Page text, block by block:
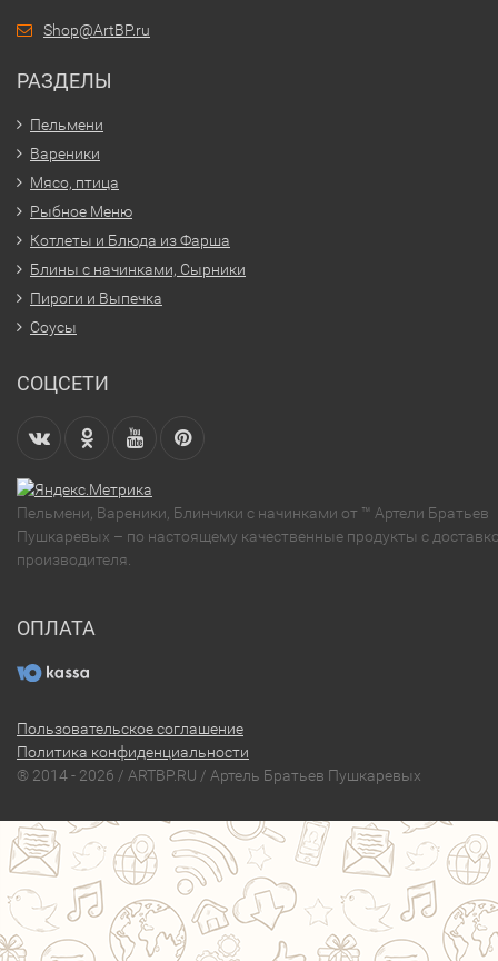
Shop@ArtBP.ru
РАЗДЕЛЫ
Пельмени
Вареники
Мясо, птица
Рыбное Меню
Котлеты и Блюда из Фарша
Блины с начинками, Сырники
Пироги и Выпечка
Соусы
СОЦСЕТИ
Пельмени, Вареники, Блинчики с начинками от ™ Артели Братьев
Пушкаревых – по настоящему качественные продукты с
производителя.
ОПЛАТА
Пользовательское соглашение
Политика конфиденциальности
® 2014 - 2026 / ARTBP.RU / Артель Братьев Пушкаревых